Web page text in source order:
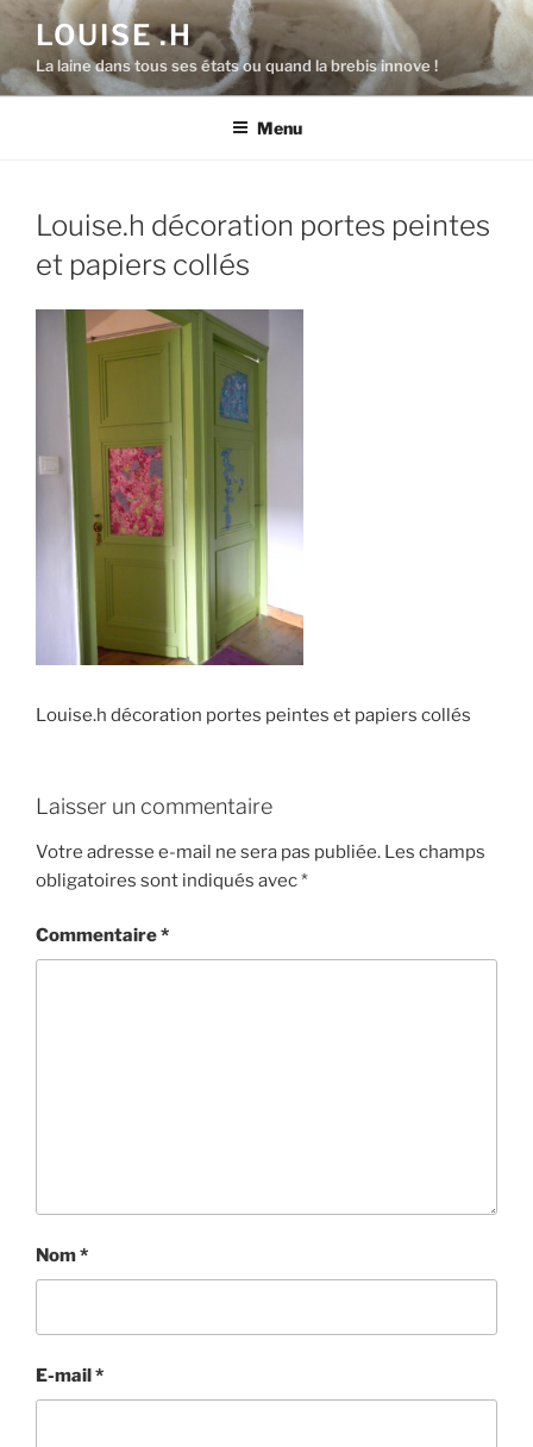
Aller
contenu
principal
LOUISE .H
La laine dans tous ses états ou quand la brebis innove !
Menu
Louise.h décoration portes peintes
et papiers collés
Louise.h décoration portes peintes et papiers collés
Laisser un commentaire
Votre adresse e-mail ne sera pas publiée. Les champs
obligatoires sont indiqués avec*
Commentaire*
Nom*
E-mail *